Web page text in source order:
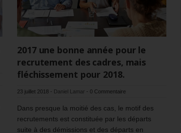
2017 une bonne année pour le
recrutement des cadres, mais
fléchissement pour 2018.
23 juillet 2018 - Daniel Lamar - 0 Commentaire
Dans presque la moitié des cas, le motif des
recrutements est constituée par les départs
suite à des démissions et des départs en